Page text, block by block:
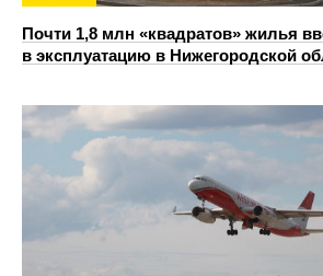
Почти 1,8 млн «квадратов» жилья
в эксплуатацию в Нижегородской